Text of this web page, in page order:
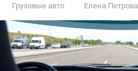
Грузовые авто Елена Петрова